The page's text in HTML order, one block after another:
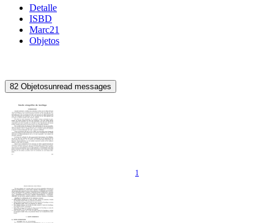
Detalle
ISBD
Marc21
Objetos
82 Objetosunread messages
1